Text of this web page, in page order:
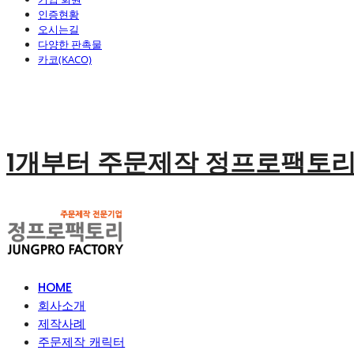
인증현황
오시는길
다양한 판촉물
카코(KACO)
1개부터 주문제작 정프로팩토
HOME
회사소개
제작사례
주문제작 캐릭터